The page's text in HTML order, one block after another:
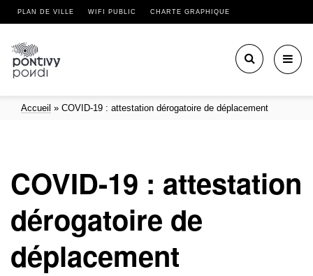
PLAN DE VILLE WIFI PUBLIC CHARTE GRAPHIQUE
Accueil » COVID-19 : attestation dérogatoire de déplacement
COVID-19 : attestation
dérogatoire de
déplacement